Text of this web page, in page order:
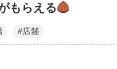
もらえる
#店舗